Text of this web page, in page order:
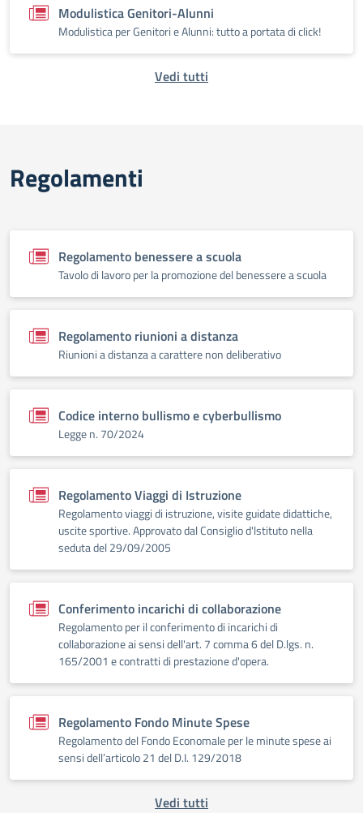
Modulistica Genitori-Alunni
Modulistica per Genitori e Alunni: tutto a portata di click!
Vedi tutti
Regolamenti
Regolamento benessere a scuola
Tavolo di lavoro per la promozione del benessere a scuola
Regolamento riunioni a distanza
Riunioni a distanza a carattere non deliberativo
Codice interno bullismo e cyberbullismo
Legge n. 70/2024
Regolamento Viaggi di Istruzione
Regolamento viaggi di istruzione, visite guidate didattiche,
uscite sportive. Approvato dal Consiglio d'lstituto nella
seduta del 29/09/2005
Conferimento incarichi di collaborazione
Regolamento per il conferimento di incarichi di
collaborazione ai sensi dell'art. 7 comma 6 del D.lgs. n.
165/2001 e contratti di prestazione d'opera.
Regolamento Fondo Minute Spese
Regolamento del Fondo Economale per le minute spese ai
sensi dell’articolo 21 del D.I. 129/2018
Vedi tutti